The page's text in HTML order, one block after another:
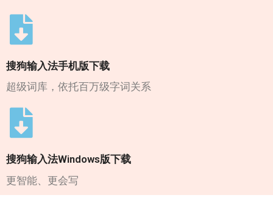
搜狗输入法手机版下载
超级词库，依托百万级字词关系
搜狗输入法Windows版下载
更智能、更会写